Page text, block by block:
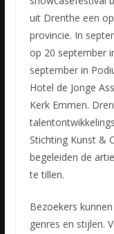
uit Drenthe een
provincie. In
op 20 september
september in
Hotel de Jonge
Kerk Emmen.
Stichting Kunst &
begeleiden de
te tillen.
Bezoekers
genres en stijlen.